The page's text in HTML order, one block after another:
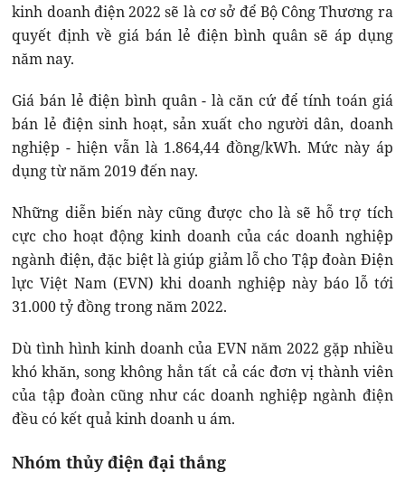
kinh doanh điện 2022 sẽ là cơ sở để Bộ Công Thương ra
quyết định về giá bán lẻ điện bình quân sẽ áp dụng
năm nay.
Giá bán lẻ điện bình quân - là căn cứ để tính toán giá
bán lẻ điện sinh hoạt, sản xuất cho người dân, doanh
nghiệp - hiện vẫn là 1.864,44 đồng/kWh. Mức này áp
dụng từ năm 2019 đến nay.
Những diễn biến này cũng được cho là sẽ hỗ trợ tích
cực cho hoạt động kinh doanh của các doanh nghiệp
ngành điện, đặc biệt là giúp giảm lỗ cho Tập đoàn Điện
lực Việt Nam (EVN) khi doanh nghiệp này báo lỗ tới
31.000 tỷ đồng trong năm 2022.
Dù tình hình kinh doanh của EVN năm 2022 gặp nhiều
khó khăn, song không hẳn tất cả các đơn vị thành viên
của tập đoàn cũng như các doanh nghiệp ngành điện
đều có kết quả kinh doanh u ám.
Nhóm thủy điện đại thắng